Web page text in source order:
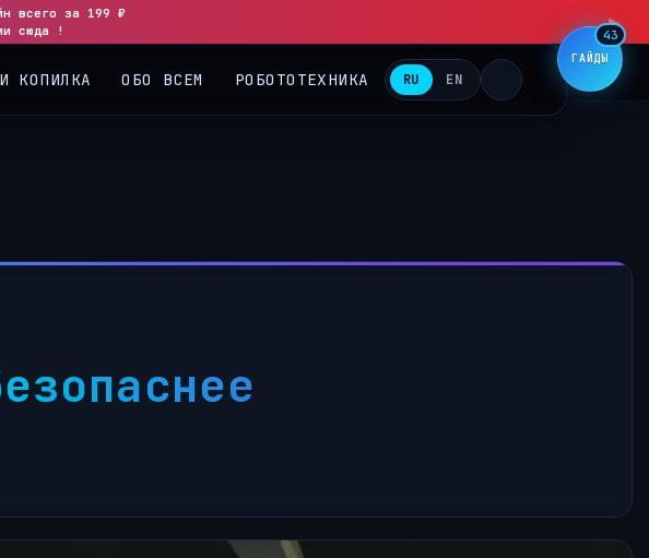
всего за 199 ₽
сюда !
RU EN ГАЙДЫ
43